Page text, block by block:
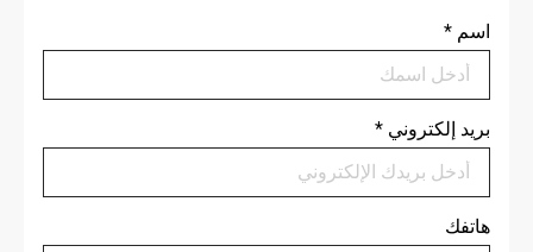
اسم *
بريد إلكتروني *
هاتفك